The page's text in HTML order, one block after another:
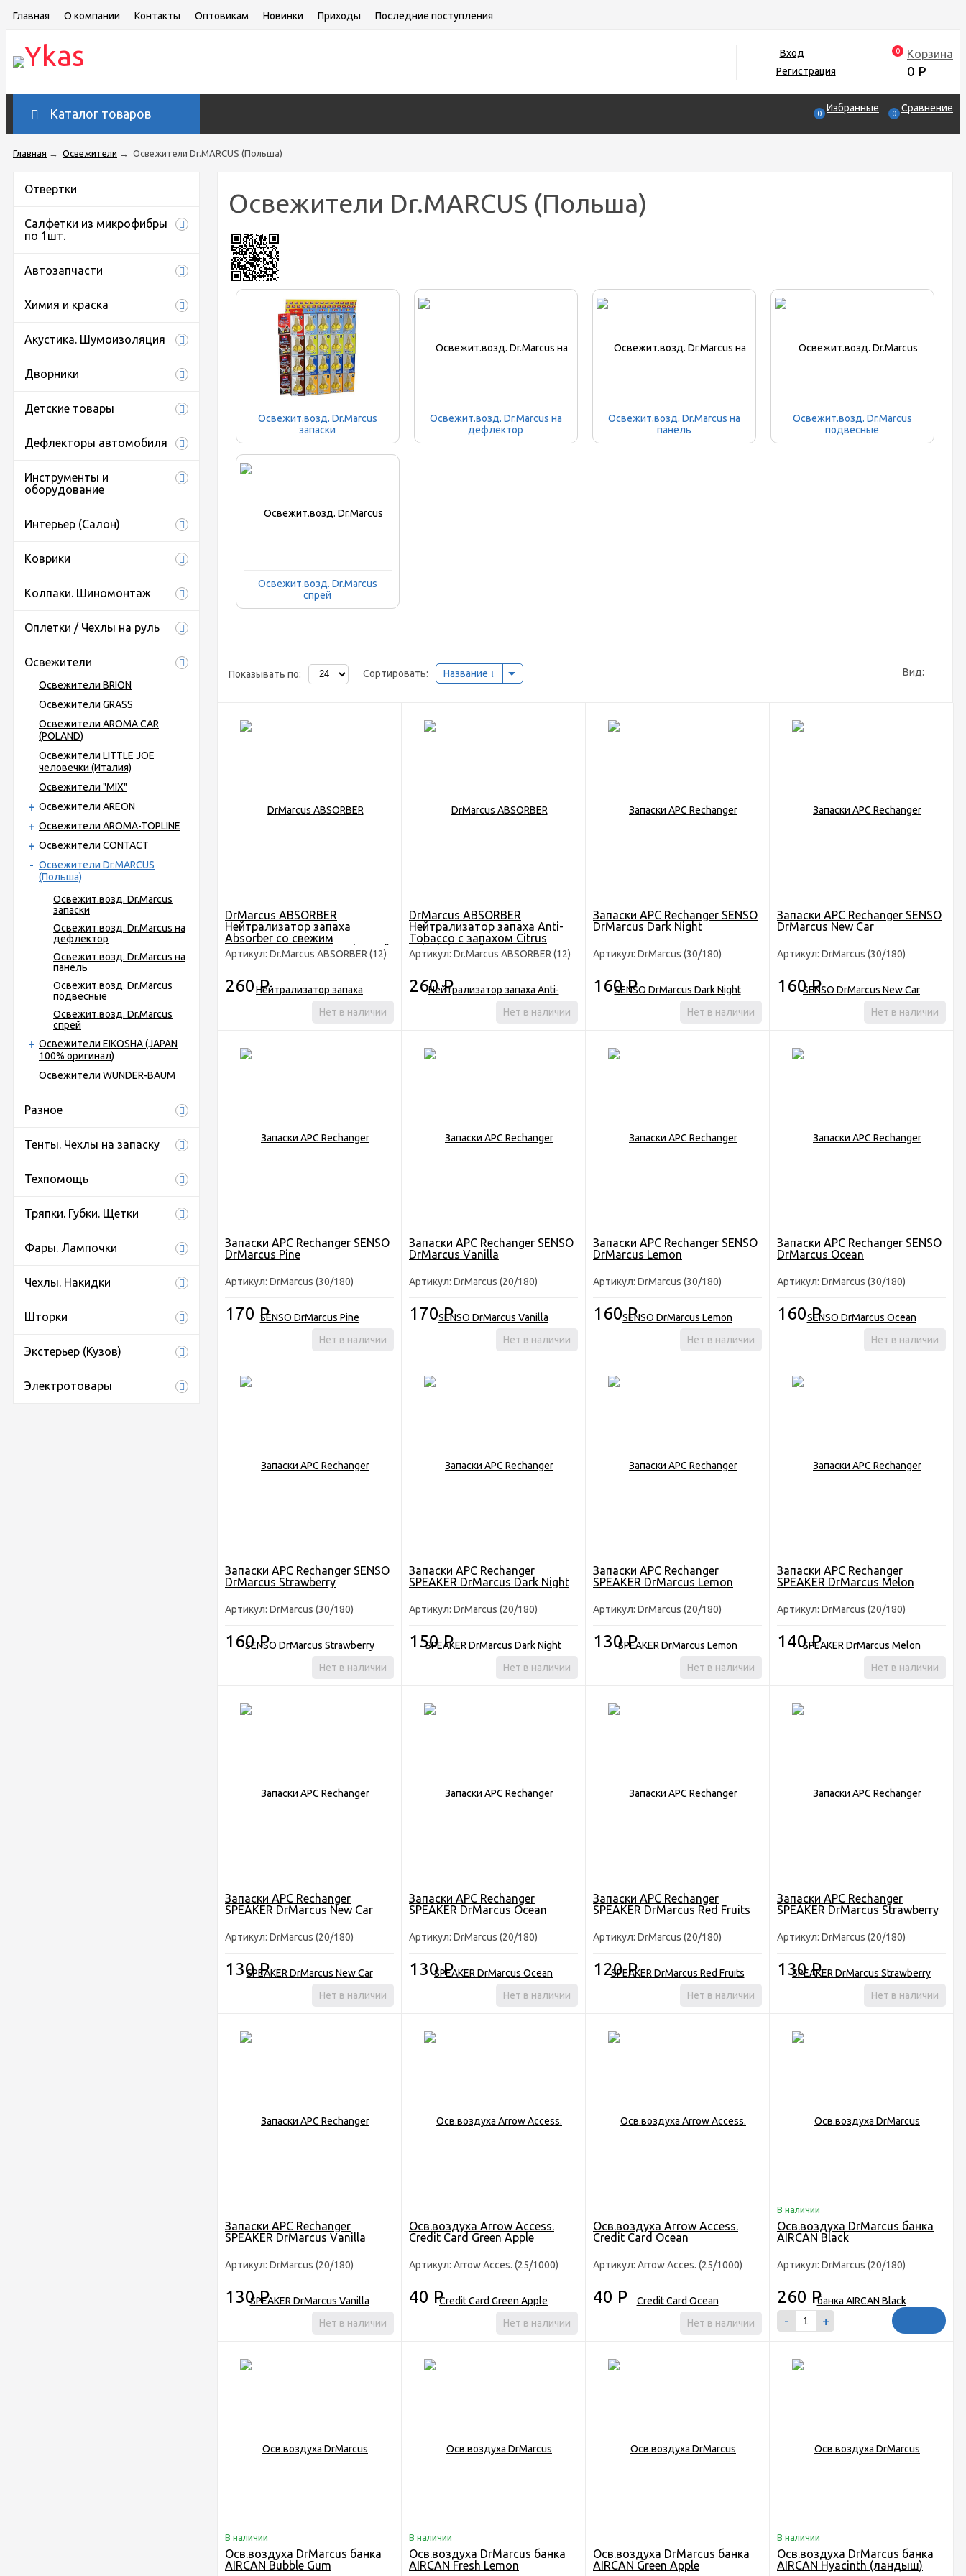
Главная О компании Контакты Оптовикам Новинки Приходы Последние поступления
Вход
Регистрация
0 Корзина
0 Р
Каталог товаров 0 Избранные 0 Сравнение
Главная → Освежители → Освежители Dr.MARCUS (Польша)
Отвертки
Салфетки из микрофибры
по 1шт.
Автозапчасти
Химия и краска
Акустика. Шумоизоляция
Дворники
Детские товары
Дефлекторы автомобиля
Инструменты и
оборудование
Интерьер (Салон)
Коврики
Колпаки. Шиномонтаж
Оплетки / Чехлы на руль
Освежители
Освежители BRION
Освежители GRASS
Освежители AROMA CAR
(POLAND)
Освежители LITTLE JOE
человечки (Италия)
Освежители "MIX"
Освежители AREON
Освежители AROMA-TOPLINE
Освежители CONTACT
Освежители Dr.MARCUS
(Польша)
Освежит.возд. Dr.Marcus
запаски
Освежит.возд. Dr.Marcus на
дефлектор
Освежит.возд. Dr.Marcus на
панель
Освежит.возд. Dr.Marcus
подвесные
Освежит.возд. Dr.Marcus
спрей
Освежители EIKOSHA (JAPAN
100% оригинал)
Освежители WUNDER-BAUM
Разное
Тенты. Чехлы на запаску
Техпомощь
Тряпки. Губки. Щетки
Фары. Лампочки
Чехлы. Накидки
Шторки
Экстерьер (Кузов)
Электротовары
Освежители Dr.MARCUS (Польша)
Освежит.возд. Dr.Marcus
запаски
Освежит.возд. Dr.Marcus на
дефлектор
Освежит.возд. Dr.Marcus на
панель
Освежит.возд. Dr.Marcus
подвесные
Освежит.возд. Dr.Marcus
спрей
Показывать по: Сортировать: Название Вид:
DrMarcus ABSORBER
Нейтрализатор запаха
Absorber со свежим
хлопковым ароматом (150ml)
Артикул: Dr.Marcus ABSORBER (12)
260Р
Нет в наличии
DrMarcus ABSORBER
Нейтрализатор запаха Anti-
Tobacco с запахом Citrus
Splash (150ml)
Артикул: Dr.Marcus ABSORBER (12)
260Р
Нет в наличии
Запаски АРС Rechanger SENSO
DrMarcus Dark Night
Артикул: DrMarcus (30/180)
160Р
Нет в наличии
Запаски АРС Rechanger SENSO
DrMarcus New Car
Артикул: DrMarcus (30/180)
160Р
Нет в наличии
Запаски АРС Rechanger SENSO
DrMarcus Pine
Артикул: DrMarcus (30/180)
170 Р
Нет в наличии
Запаски АРС Rechanger SENSO
DrMarcus Vanilla
Артикул: DrMarcus (20/180)
170Р
Нет в наличии
Запаски АРС Rechanger SENSO
DrMarсus Lemon
Артикул: DrMarcus (30/180)
160Р
Нет в наличии
Запаски АРС Rechanger SENSO
DrMarсus Ocean
Артикул: DrMarсus (30/180)
160Р
Нет в наличии
Запаски АРС Rechanger SENSO
DrMarсus Strawberry
Артикул: DrMarсus (30/180)
160Р
Нет в наличии
Запаски АРС Rechanger
SPEAKER DrMarcus Dark Night
Артикул: DrMarcus (20/180)
150Р
Нет в наличии
Запаски АРС Rechanger
SPEAKER DrMarcus Lemon
Артикул: DrMarcus (20/180)
130Р
Нет в наличии
Запаски АРС Rechanger
SPEAKER DrMarcus Melon
Артикул: DrMarcus (20/180)
140Р
Нет в наличии
Запаски АРС Rechanger
SPEAKER DrMarcus New Car
Артикул: DrMarcus (20/180)
130Р
Нет в наличии
Запаски АРС Rechanger
SPEAKER DrMarcus Ocean
Артикул: DrMarcus (20/180)
130Р
Нет в наличии
Запаски АРС Rechanger
SPEAKER DrMarcus Red Fruits
Артикул: DrMarcus (20/180)
120Р
Нет в наличии
Запаски АРС Rechanger
SPEAKER DrMarcus Strawberry
Артикул: DrMarcus (20/180)
130Р
Нет в наличии
Запаски АРС Rechanger
SPEAKER DrMarcus Vanilla
Артикул: DrMarcus (20/180)
130Р
Нет в наличии
Осв.воздуха Arrow Access.
Credit Card Green Apple
Артикул: Arrow Acces. (25/1000)
40 Р
Нет в наличии
Осв.воздуха Arrow Access.
Credit Card Ocean
Артикул: Arrow Acces. (25/1000)
40 Р
Нет в наличии
В наличии
Осв.воздуха DrMarcus банка
AIRCAN Black
Артикул: DrMarcus (20/180)
260 Р
- +
В наличии
Осв.воздуха DrMarcus банка
AIRCAN Bubble Gum
В наличии
Осв.воздуха DrMarcus банка
AIRCAN Fresh Lemon
Осв.воздуха DrMarcus банка
AIRCAN Green Apple
В наличии
Осв.воздуха DrMarcus банка
AIRCAN Hyacinth (ландыш)